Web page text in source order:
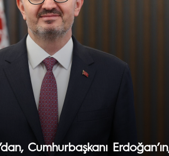
Cumhurbaşkanı